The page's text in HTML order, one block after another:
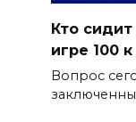
Кто
игре 100 к
Вопрос